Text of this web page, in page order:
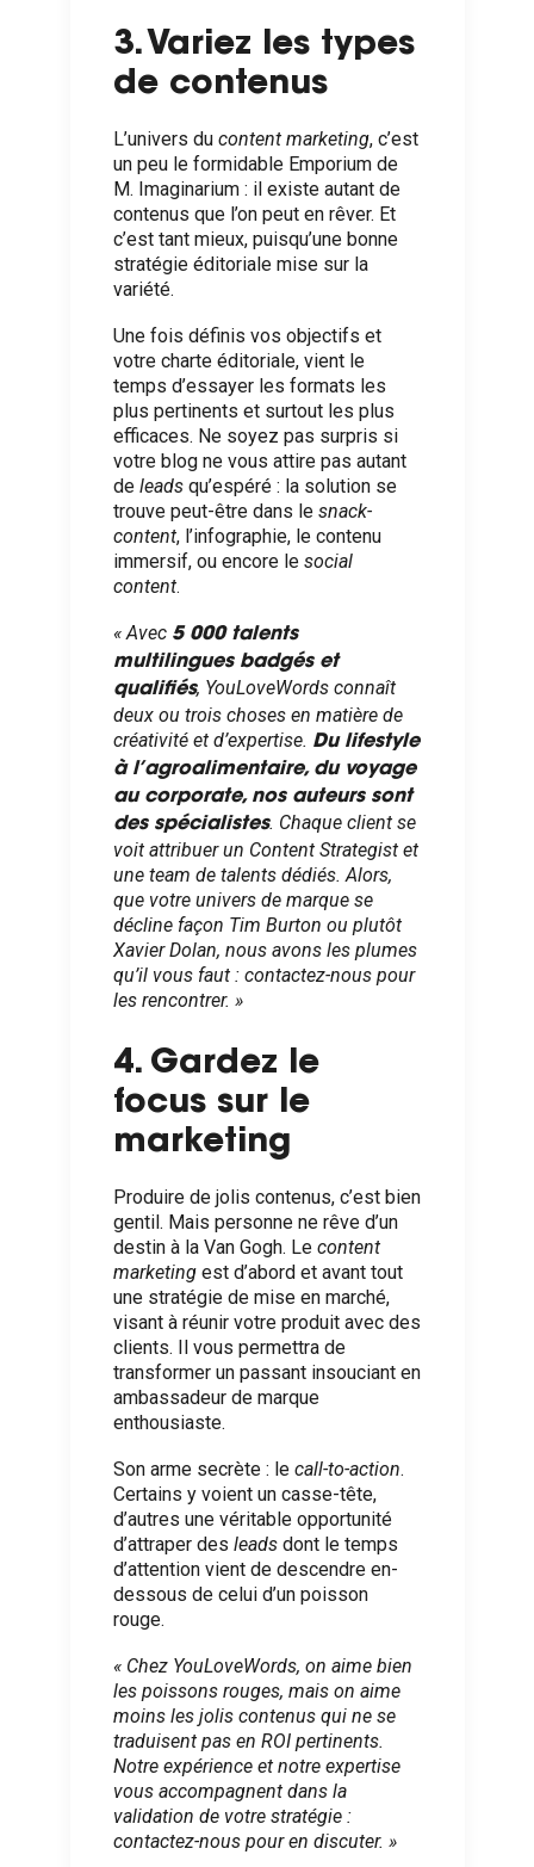
3. Variez les types
de contenus
L’univers du content marketing, c’est
un peu le formidable Emporium de
M. Imaginarium : il existe autant de
contenus que l’on peut en rêver. Et
c’est tant mieux, puisqu’une bonne
stratégie éditoriale mise sur la
variété.
Une fois définis vos objectifs et
votre charte éditoriale, vient le
temps d’essayer les formats les
plus pertinents et surtout les plus
efficaces. Ne soyez pas surpris si
votre blog ne vous attire pas autant
de leadsqu’espéré : la solution se
trouve peut-être dans le snack-
content, l’infographie, le contenu
immersif, ou encore lesocial
content.
« Avec 5 000 talents
multilingues badgés et
qualifiés, YouLoveWords connaît
deux ou trois choses en matière de
créativité et d’expertise. Du lifestyle
à l’agroalimentaire, du voyage
au corporate, nos auteurs sont
des spécialistes. Chaque client se
voit attribuer un Content Strategist et
une team de talents dédiés. Alors,
que votre univers de marque se
décline façon Tim Burton ou plutôt
Xavier Dolan, nous avons les plumes
qu’il vous faut : contactez-nous pour
les rencontrer. »
4. Gardez le
focus sur le
marketing
Produire de jolis contenus, c’est bien
gentil. Mais personne ne rêve d’un
destin à la Van Gogh. Lecontent
marketingest d’abord et avant tout
une stratégie de mise en marché,
visant à réunir votre produit avec des
clients. Il vous permettra de
transformer un passant insouciant en
ambassadeur de marque
enthousiaste.
Son arme secrète : le call-to-action.
Certains y voient un casse-tête,
d’autres une véritable opportunité
d’attraper des leadsdont le temps
d’attention vient de descendre en-
dessous de celui d’un poisson
rouge.
« Chez YouLoveWords, on aime bien
les poissons rouges, mais on aime
moins les jolis contenus qui ne se
traduisent pas en ROI pertinents.
Notre expérience et notre expertise
vous accompagnent dans la
validation de votre stratégie :
contactez-nous pour en discuter. »